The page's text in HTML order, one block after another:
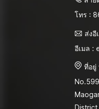
โทร :
ส่งอี
อีเมล :
ที่อยู่